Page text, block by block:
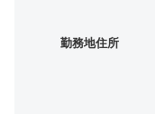
勤務地住所